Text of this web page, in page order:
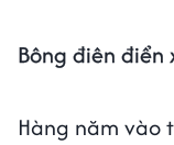
Bông điên điển
Hàng năm vào